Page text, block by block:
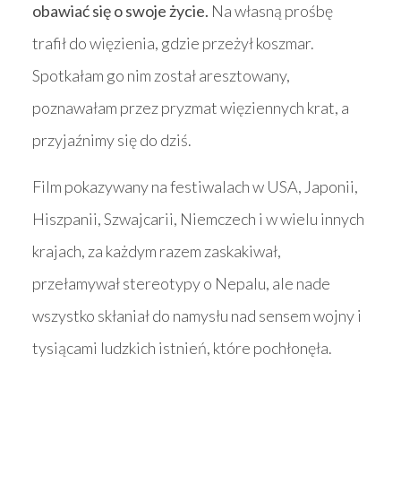
obawiać się o swoje życie. Na własną prośbę
trafił do więzienia, gdzie przeżył koszmar.
Spotkałam go nim został aresztowany,
poznawałam przez pryzmat więziennych krat, a
przyjaźnimy się do dziś.
Film pokazywany na festiwalach w USA, Japonii,
Hiszpanii, Szwajcarii, Niemczech i w wielu innych
krajach, za każdym razem zaskakiwał,
przełamywał stereotypy o Nepalu, ale nade
wszystko skłaniał do namysłu nad sensem wojny i
tysiącami ludzkich istnień, które pochłonęła.